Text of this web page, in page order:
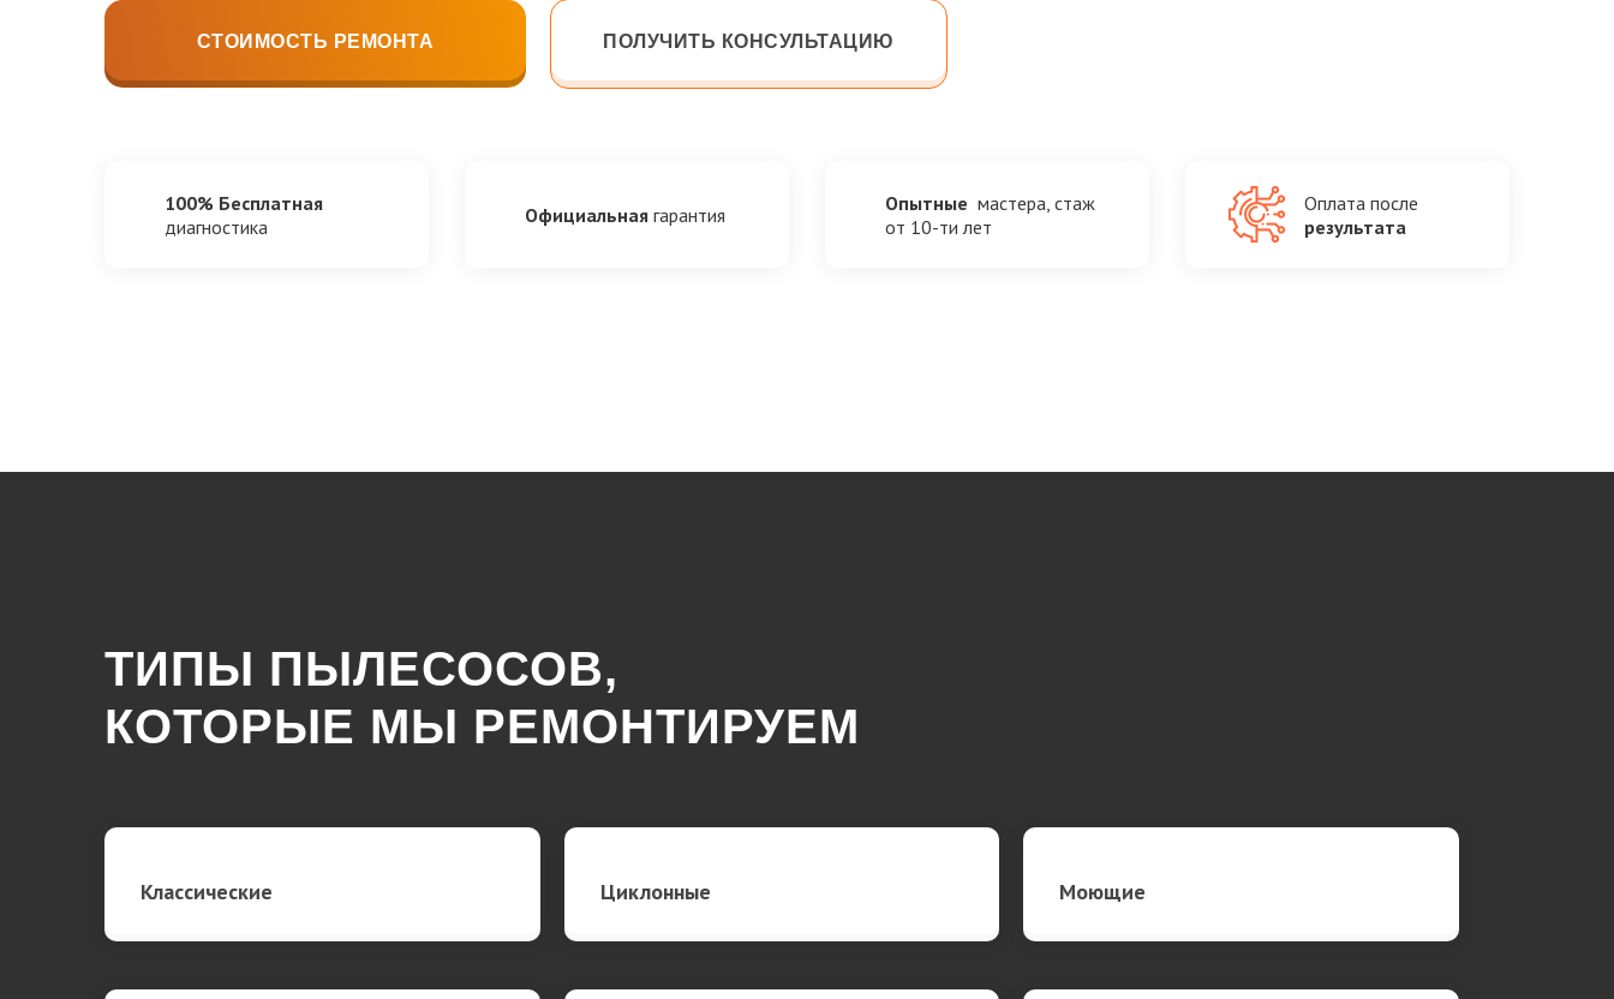
СТОИМОСТЬ РЕМОНТА ПОЛУЧИТЬ КОНСУЛЬТАЦИЮ
100% Бесплатная
диагностика
Официальная гарантия Опытные мастера, стаж
от 10-ти лет
Оплата после
результата
ТИПЫ ПЫЛЕСОСОВ,
КОТОРЫЕ МЫ РЕМОНТИРУЕМ
Классические Циклонные Моющие